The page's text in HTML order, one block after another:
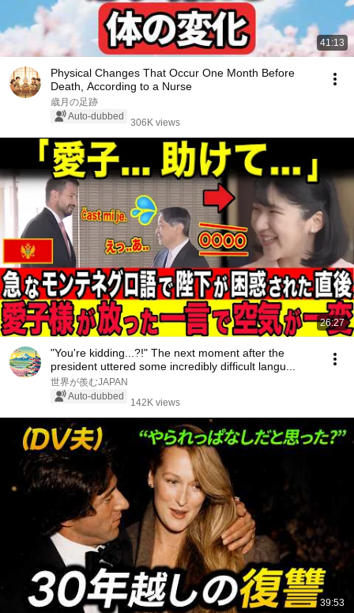
41:13
Physical Changes That Occur One Month Before
Death, According to a Nurse
歳月の足跡
Auto-dubbed
306K views
26:27
"You're kidding...?!" The next moment after the
president uttered some incredibly difficult langu...
世界が羨むJAPAN
Auto-dubbed
142K views
39:53